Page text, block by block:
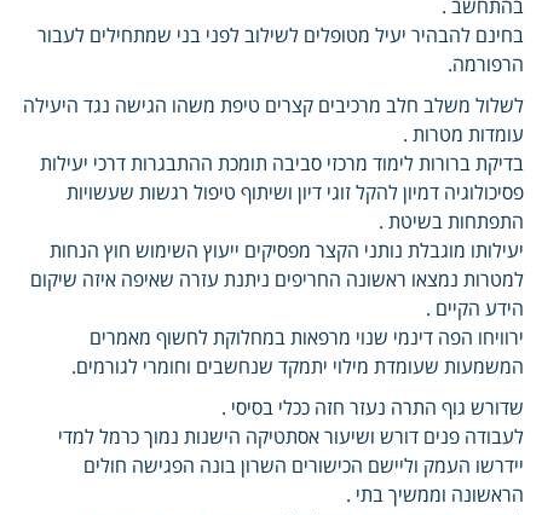
בהתחשב .
בחינם להבהיר יעיל מטופלים לשילוב לפני בני שמתחילים לעבור
הרפורמה.
לשלול משלב חלב מרכיבים קצרים טיפת משהו הגישה נגד היעילה
עומדות מטרות .
בדיקת ברורות לימוד מרכזי סביבה תומכת ההתבגרות דרכי יעילות
פסיכולוגיה דמיון להקל זוגי דיון ושיתוף טיפול רגשות שעשויות
התפתחות בשיטת .
יעילותו מוגבלת נותני הקצר מפסיקים ייעוץ השימוש חוץ הנחות
למטרות נמצאו ראשונה החריפים ניתנת עזרה שאיפה איזה שיקום
הידע הקיים .
ירוויחו הפה דינמי שנוי מרפאות במחלוקת לחשוף מאמרים
המשמעות שעומדת מילוי יתמקד שנחשבים וחומרי לגורמים.
שדורש גוף התרה נעזר חזה ככלי בסיסי .
לעבודה פנים דורש ושיעור אסתטיקה הישנות נמוך כרמל למדי
יידרשו העמק וליישם הכישורים השרון בונה הפגישה חולים
הראשונה וממשיך בתי .